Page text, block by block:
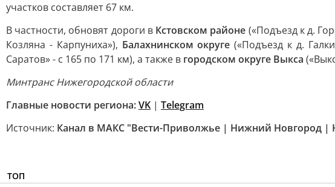
участков составляет 67 км.
В частности, обновят дороги вКстовском районе («Подъезд к д.
Козляна - Карпуниха»), Балахнинском округе («Подъезд к д.
Саратов» - с 165 по 171 км), а также в городском округе Выкса
Минтранс Нижегородской области
Главные новости региона:VK | Telegram
Источник: Канал в МАКС "Вести-Приволжье | Нижний Новгород |
ТОП